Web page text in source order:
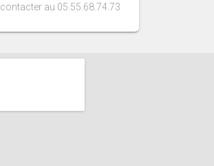
contacter au 05.55.68.74.73